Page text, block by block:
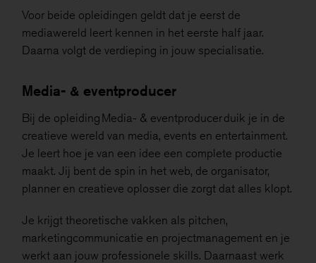
Voor beide opleidingen geldt dat je eerst de
mediawereld leert kennen in het eerste half jaar.
Daarna volgt de verdieping in jouw specialisatie.
Media- & eventproducer
Bij de opleiding Media- & eventproducer duik je in de
creatieve wereld van media, events en entertainment.
Je leert hoe je van een idee een complete productie
maakt. Jij bent de spin in het web, de organisator,
planner en creatieve oplosser die zorgt dat alles klopt.
Je krijgt theoretische vakken als pitchen,
marketingcommunicatie en projectmanagement en je
werkt aan jouw professionele skills. Daarnaast werk